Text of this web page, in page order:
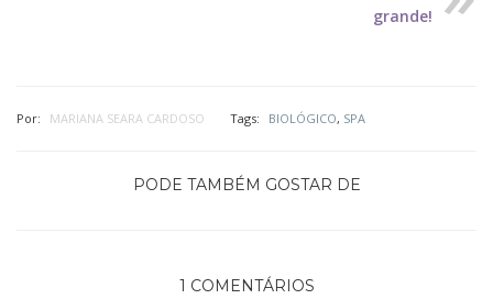
grande!
Por: MARIANA SEARA CARDOSO Tags: BIOLÓGICO, SPA
PODE TAMBÉM GOSTAR DE
1 COMENTÁRIOS